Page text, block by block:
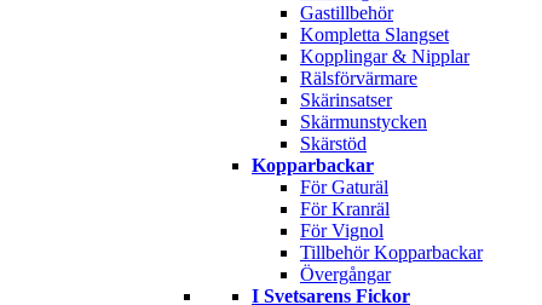
Gastillbehör
Kompletta Slangset
Kopplingar & Nipplar
Rälsförvärmare
Skärinsatser
Skärmunstycken
Skärstöd
Kopparbackar
För Gaturäl
För Kranräl
För Vignol
Tillbehör Kopparbackar
Övergångar
I Svetsarens Fickor